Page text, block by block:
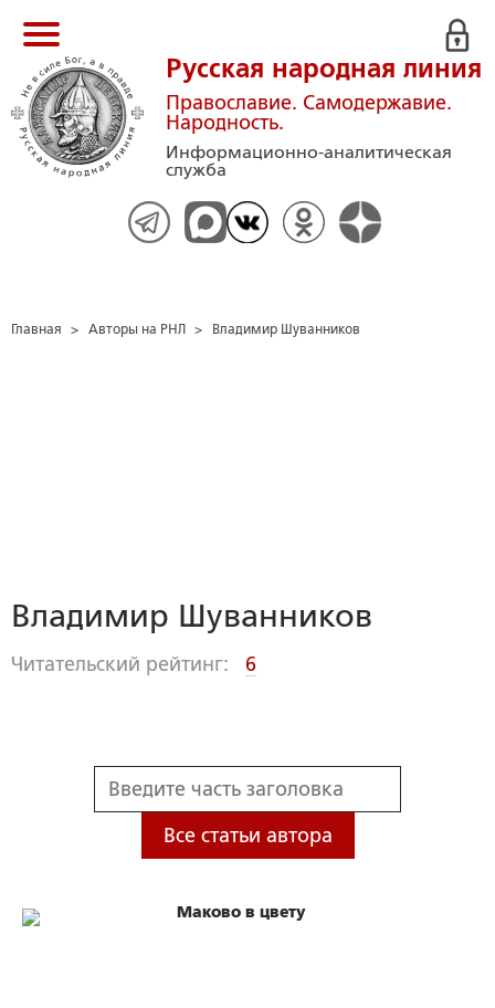
Русская народная линия
Православие. Самодержавие.
Народность.
Информационно-аналитическая
служба
Главная > Авторы на РНЛ > Владимир Шуванников
Владимир Шуванников
Читательский рейтинг: 6
Все статьи автора
Маково в цвету